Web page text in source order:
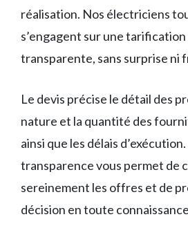
réalisation. Nos électriciens
s’engagent sur une
transparente, sans surprise ni
Le devis précise le détail des
nature et la quantité des
ainsi que les délais
transparence vous permet de
sereinement les offres et de
décision en toute